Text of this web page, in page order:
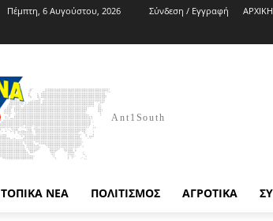
Πέμπτη, 6 Αυγούστου, 2026 Σύνδεση / Εγγραφή ΑΡΧΙΚΗ
Ant1South
ΤΟΠΙΚΑ ΝΕΑ ΠΟΛΙΤΙΣΜΟΣ ΑΓΡΟΤΙΚΑ